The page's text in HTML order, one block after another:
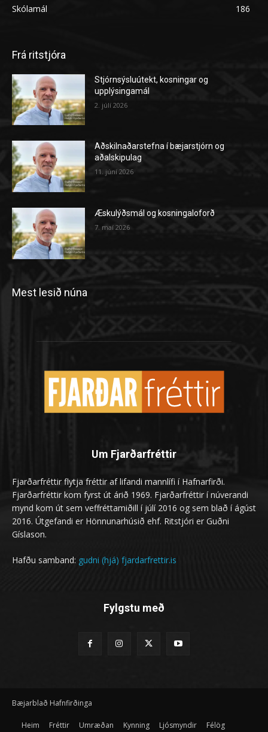
Skólamál
186
Frá ritstjóra
Stjórnsýsluútekt, kosningar og
upplýsingamál
2. júlí 2026
Aðskilnaðarstefna í bæjarstjórn og
aðalskipulag
11. júní 2026
Æskulýðsmál og kosningaloforð
7. maí 2026
Mest lesið núna
Um Fjarðarfréttir
Fjarðarfréttir flytja fréttir af lifandi mannlífi í Hafnarfirði.
Fjarðarfréttir kom fyrst út árið 1969. Fjarðarfréttir í núverandi
mynd kom út sem veffréttamiðill í júlí 2016 og sem blað í ágúst
2016. Útgefandi er Hönnunarhúsið ehf. Ritstjóri er Guðni
Gíslason.
Hafðu samband: gudni (hjá) fjardarfrettir.is
Fylgstu með
Bæjarblað Hafnfirðinga
Heim Fréttir Umræðan Kynning Ljósmyndir Félög